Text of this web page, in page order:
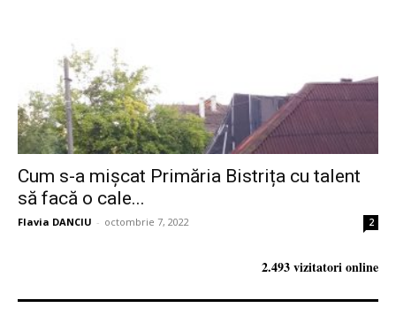
Cum s-a mișcat Primăria Bistrița cu talent
să facă o cale...
Flavia DANCIU - octombrie 7, 2022 2
2.493 vizitatori online